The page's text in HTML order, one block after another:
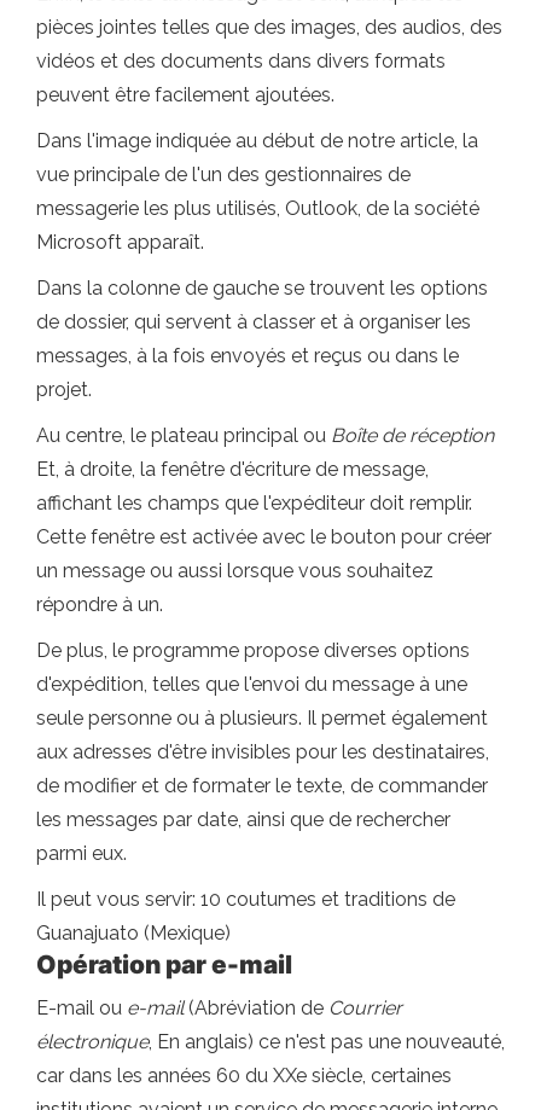
pièces jointes telles que des images, des audios, des
vidéos et des documents dans divers formats
peuvent être facilement ajoutées.
Dans l'image indiquée au début de notre article, la
vue principale de l'un des gestionnaires de
messagerie les plus utilisés, Outlook, de la société
Microsoft apparaît.
Dans la colonne de gauche se trouvent les options
de dossier, qui servent à classer et à organiser les
messages, à la fois envoyés et reçus ou dans le
projet.
Au centre, le plateau principal ou Boîte de réception
Et, à droite, la fenêtre d'écriture de message,
affichant les champs que l'expéditeur doit remplir.
Cette fenêtre est activée avec le bouton pour créer
un message ou aussi lorsque vous souhaitez
répondre à un.
De plus, le programme propose diverses options
d'expédition, telles que l'envoi du message à une
seule personne ou à plusieurs. Il permet également
aux adresses d'être invisibles pour les destinataires,
de modifier et de formater le texte, de commander
les messages par date, ainsi que de rechercher
parmi eux.
Il peut vous servir: 10 coutumes et traditions de
Guanajuato (Mexique)
Opération par e-mail
E-mail ou e-mail(Abréviation de Courrier
électronique, En anglais) ce n'est pas une nouveauté,
car dans les années 60 du XXe siècle, certaines